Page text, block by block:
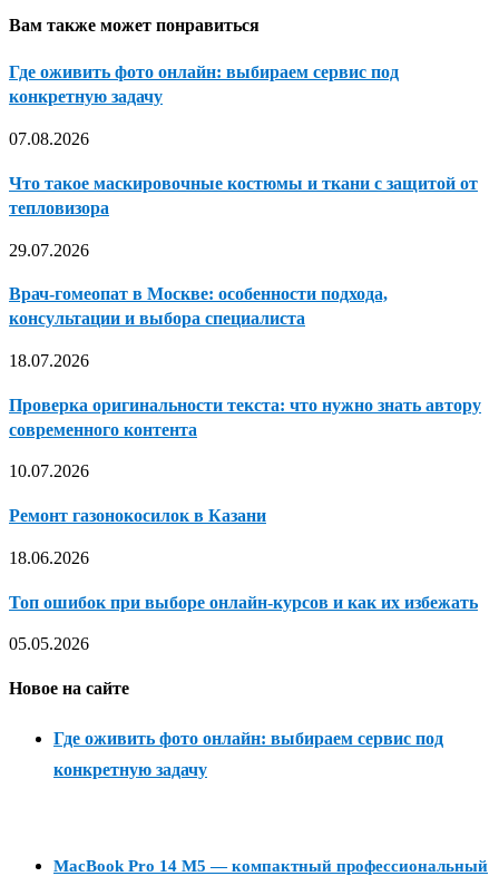
Вам также может понравиться
Где оживить фото онлайн: выбираем сервис под
конкретную задачу
07.08.2026
Что такое маскировочные костюмы и ткани с защитой от
тепловизора
29.07.2026
Врач-гомеопат в Москве: особенности подхода,
консультации и выбора специалиста
18.07.2026
Проверка оригинальности текста: что нужно знать автору
современного контента
10.07.2026
Ремонт газонокосилок в Казани
18.06.2026
Топ ошибок при выборе онлайн-курсов и как их избежать
05.05.2026
Новое на сайте
Где оживить фото онлайн: выбираем сервис под
конкретную задачу
MacBook Pro 14 M5 — компактный профессиональный